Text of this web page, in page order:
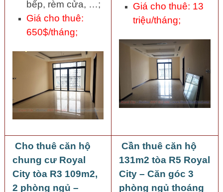
bếp, rèm cửa, …;
Giá cho thuê:
650$/tháng;
Giá cho thuê: 13
triệu/tháng;
Cho thuê căn hộ
chung cư Royal
City tòa R3 109m2,
2 phòng ngủ –
Cần thuê căn hộ
131m2 tòa R5 Royal
City – Căn góc 3
phòng ngủ thoáng